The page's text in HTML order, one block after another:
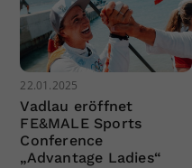
22.01.2025
Vadlau eröffnet
FE&MALE Sports
Conference
„Advantage Ladies“